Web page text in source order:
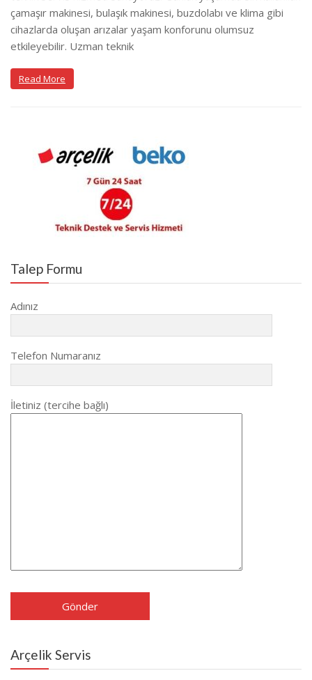
çamaşır makinesi, bulaşık makinesi, buzdolabı ve klima gibi
cihazlarda oluşan arızalar yaşam konforunu olumsuz
etkileyebilir. Uzman teknik
Read More
Talep Formu
Adınız
Telefon Numaranız
İletiniz (tercihe bağlı)
Arçelik Servis